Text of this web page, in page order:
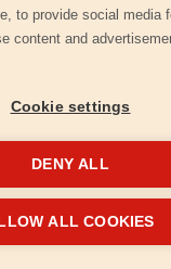
- Minden jog
LétrehoztaFEO
to provide social media
content and
Cookie settings
DENY ALL
ALL COOKIES